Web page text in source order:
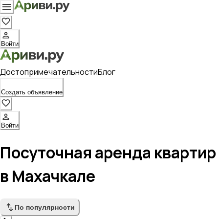
Войти
ДостопримечательностиБлог
Создать объявление
Войти
Посуточная аренда квартир
в Махачкале
По популярности